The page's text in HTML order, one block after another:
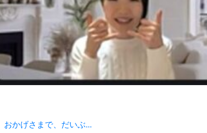
かげさまで、だいぶ...